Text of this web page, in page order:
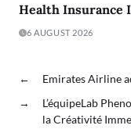
Health Insurance
6 AUGUST 2026
←
Emirates Airline
→
L’équipeLab
la Créativité